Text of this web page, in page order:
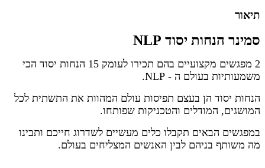
תיאור
סמינר הנחות יסוד NLP
2 מפגשים מקצועיים בהם תכירו לעומק 15 הנחות יסוד הכי
משמעותיות בעולם ה - NLP.
הנחות יסוד הן בעצם תפיסות עולם המהוות את התשתית לכל
המושגים, המודלים והטכניקות שפותחו.
במפגשים הבאים תקבלו כלים מעשיים לשדרוג חייכם ותבינו
מה משותף בניהם לבין האנשים המצליחים בעולם.